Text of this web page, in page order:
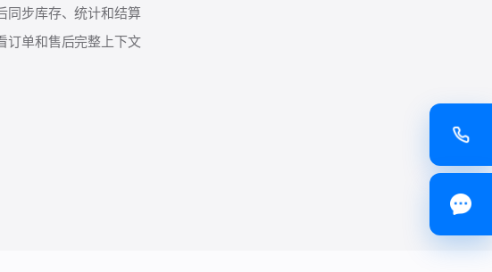
同步库存、统计和结算
订单和售后完整上下文